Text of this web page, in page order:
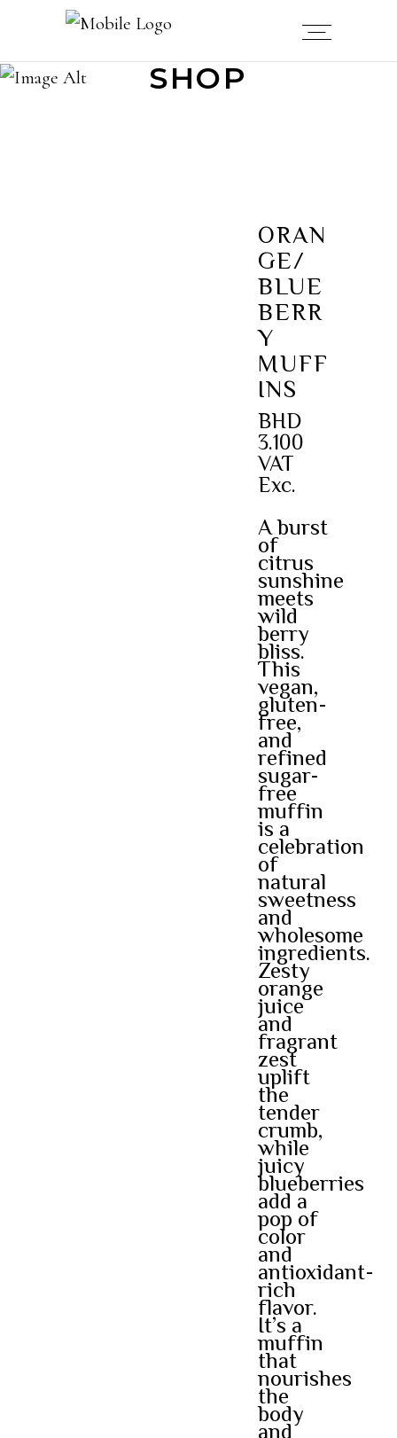
SHOP
ORAN
GE/
BLUE
BERR
Y
MUFF
INS
BHD
3.100
VAT
Exc.
A burst
of
citrus
sunshine
meets
wild
berry
bliss.
This
vegan,
gluten-
free,
and
refined
sugar-
free
muffin
is a
celebration
of
natural
sweetness
and
wholesome
ingredients.
Zesty
orange
juice
and
fragrant
zest
uplift
the
tender
crumb,
while
juicy
blueberries
add a
pop of
color
and
antioxidant-
rich
flavor.
It’s a
muffin
that
nourishes
the
body